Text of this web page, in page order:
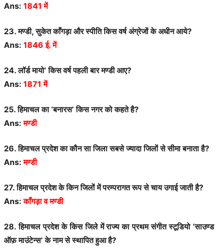
Ans: 1841 में
23. मण्डी, सुकेत काँगड़ा और स्पीति किस वर्ष अंग्रेजों के अधीन आये?
Ans: 1846 ई. में
24. लॉर्ड मायो’ किस वर्ष पहली बार मण्डी आए?
Ans: 1871 में
25. हिमाचल का ‘बनारस’ किस नगर को कहते है?
Ans:मण्डी
26. हिमाचल प्रदेश का कौन सा जिला सबसे ज्यादा जिलों से सीमा बनाता है?
Ans:मण्डी
27. हिमाचल प्रदेश के किन जिलों में परम्परागत रूप से चाय उगाई जाती है?
Ans:काँगड़ा व मण्डी
28. हिमाचल प्रदेश के किस जिले में राज्य का प्रथम संगीत स्टूडियो ‘साउण्ड
ऑफ़ माउंटेन्स’ के नाम से स्थापित हुआ है?